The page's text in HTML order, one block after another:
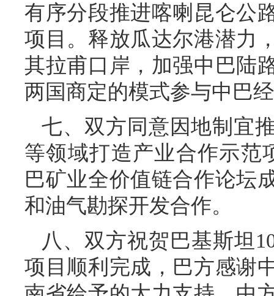
有序分段推进喀喇昆仑公
项目。释放瓜达尔港潜力
其拉甫口岸，加强中巴陆
两国商定的模式参与中巴
七、双方同意因地制宜
等领域打造产业合作示范
巴矿业全价值链合作论坛
和油气勘探开发合作。
八、双方祝贺巴基斯坦
项目顺利完成，巴方感谢